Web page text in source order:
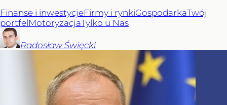
Finanse i inwestycjeFirmy i rynkiGospodarkaTwój
portfelMotoryzacjaTylko u Nas
Radosław Święcki